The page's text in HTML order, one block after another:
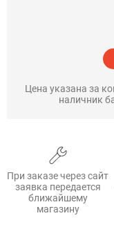
Цена указана за
наличник
При заказе через сайт
заявка передается
ближайшему
магазину